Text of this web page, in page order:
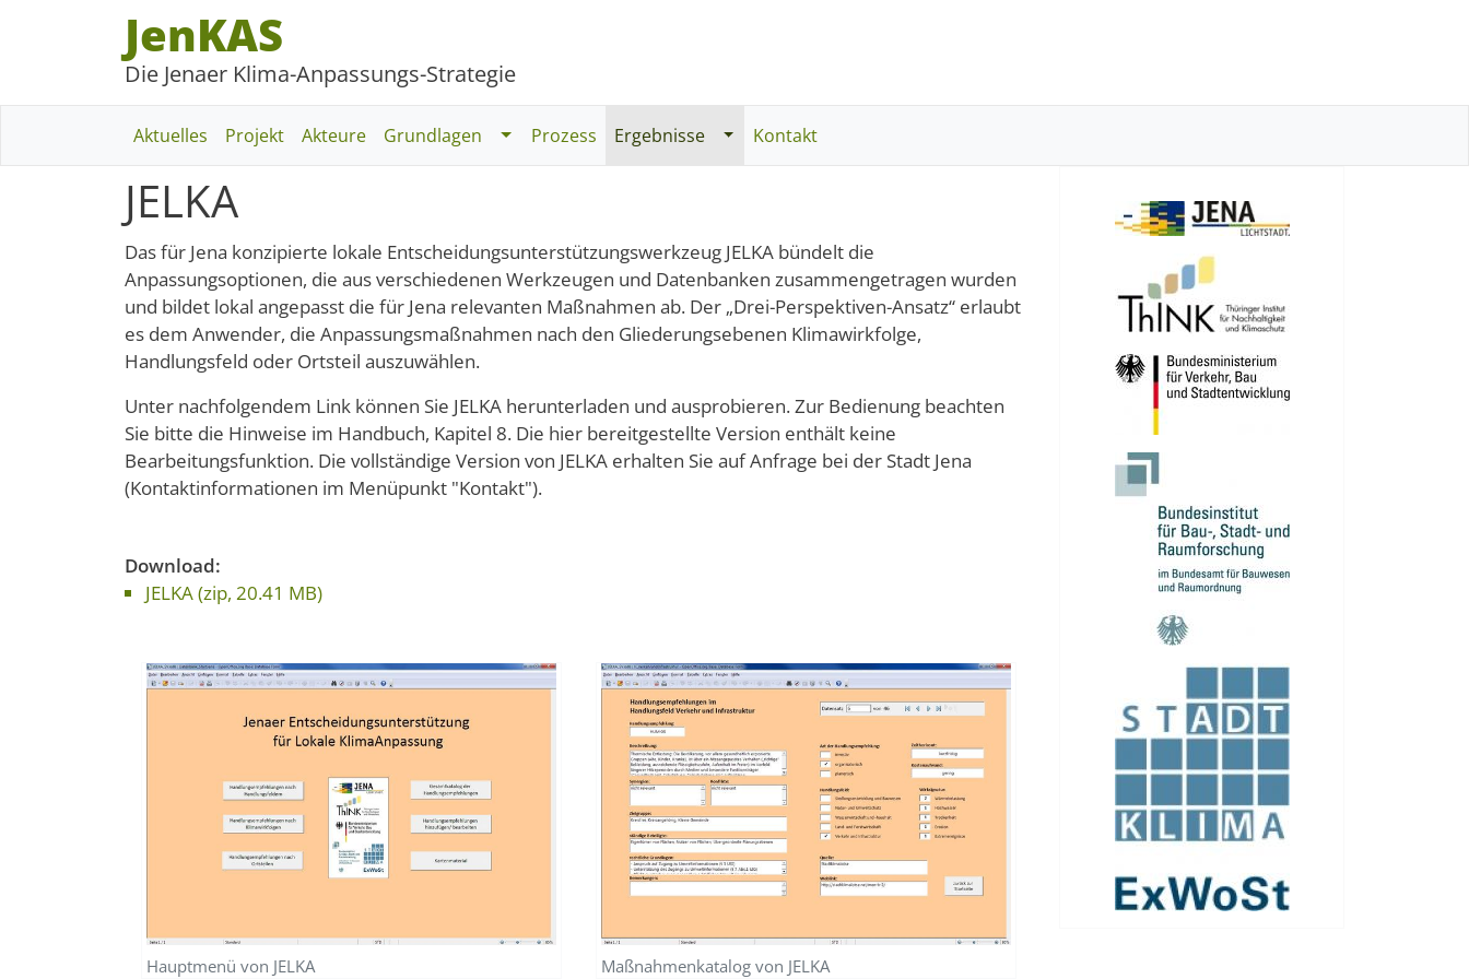
JenKAS
Die Jenaer Klima-Anpassungs-Strategie
Hauptnavigation
Aktuelles Projekt Akteure Grundlagen Toggle Dropdown
Prozess Ergebnisse Toggle Dropdown
Kontakt
JELKA
Das für Jena konzipierte lokale Entscheidungsunterstützungswerkzeug JELKA bündelt die
Anpassungsoptionen, die aus verschiedenen Werkzeugen und Datenbanken zusammengetragen wurden
und bildet lokal angepasst die für Jena relevanten Maßnahmen ab. Der „Drei-Perspektiven-Ansatz“ erlaubt
es dem Anwender, die Anpassungsmaßnahmen nach den Gliederungsebenen Klimawirkfolge,
Handlungsfeld oder Ortsteil auszuwählen.
Unter nachfolgendem Link können Sie JELKA herunterladen und ausprobieren. Zur Bedienung beachten
Sie bitte die Hinweise im Handbuch, Kapitel 8. Die hier bereitgestellte Version enthält keine
Bearbeitungsfunktion. Die vollständige Version von JELKA erhalten Sie auf Anfrage bei der Stadt Jena
(Kontaktinformationen im Menüpunkt "Kontakt").
Download:
JELKA (zip, 20.41 MB)
Hauptmenü von JELKA Maßnahmenkatalog von JELKA